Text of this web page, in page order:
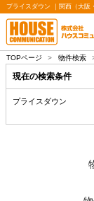
TOPページ > 物件検索
現在の検索条件
プライスダウン